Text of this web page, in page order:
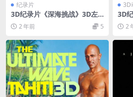
纪录片
3D纪录片《深海挑战》3D左
右格式 下载 高清蓝光原盘
2 年前 5
3D
3D
BBC
2